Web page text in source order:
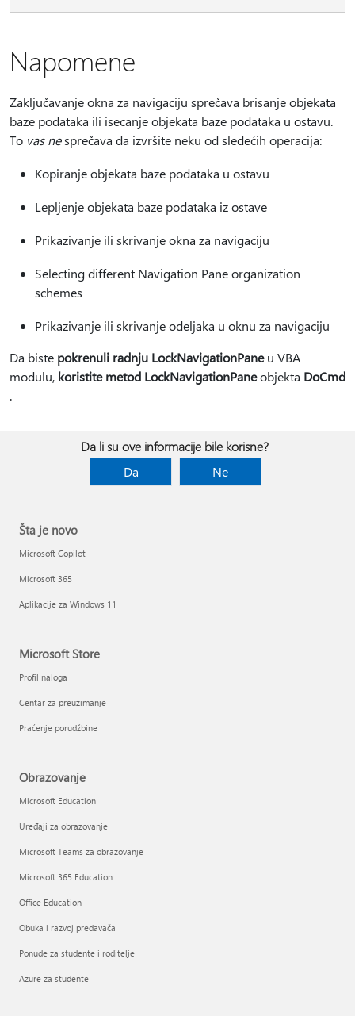
Napomene
Zaključavanje okna za navigaciju sprečava brisanje objekata
baze podataka ili isecanje objekata baze podataka u ostavu.
To vas nesprečava da izvršite neku od sledećih operacija:
Kopiranje objekata baze podataka u ostavu
Lepljenje objekata baze podataka iz ostave
Prikazivanje ili skrivanje okna za navigaciju
Selecting different Navigation Pane organization
schemes
Prikazivanje ili skrivanje odeljaka u oknu za navigaciju
Da biste pokrenuli radnju LockNavigationPaneu VBA
modulu, koristite metod LockNavigationPaneobjekta DoCmd
.
Da li su ove informacije bile korisne?
Da
Ne
Šta je novo
Microsoft Copilot
Microsoft 365
Aplikacije za Windows 11
Microsoft Store
Profil naloga
Centar za preuzimanje
Praćenje porudžbine
Obrazovanje
Microsoft Education
Uređaji za obrazovanje
Microsoft Teams za obrazovanje
Microsoft 365 Education
Office Education
Obuka i razvoj predavača
Ponude za studente i roditelje
Azure za studente